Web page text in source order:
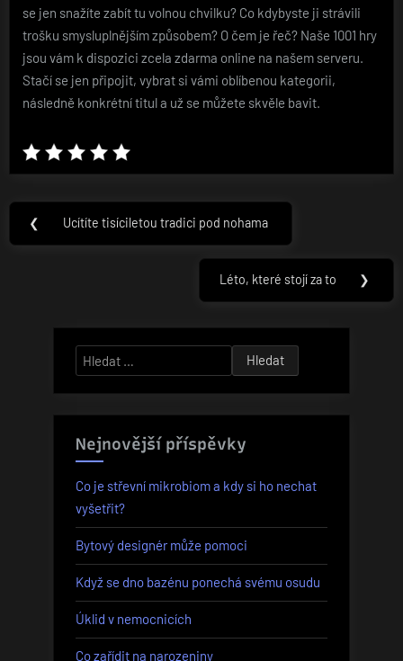
se jen snažíte zabít tu volnou chvilku? Co kdybyste ji strávili
trošku smysluplnějším způsobem? O čem je řeč? Naše 1001 hry
jsou vám k dispozici zcela zdarma online na našem serveru.
Stačí se jen připojit, vybrat si vámi oblíbenou kategorii,
následně konkrétní titul a už se můžete skvěle bavit.
Navigace
pro
❮
Previous
Ucítíte tisíciletou tradici pod nohama
Next
Léto, které stojí za to ❯
Vyhledávání
Nejnovější příspěvky
Co je střevní mikrobiom a kdy si ho nechat
vyšetřit?
Bytový designér může pomoci
Když se dno bazénu ponechá svému osudu
Úklid v nemocnicích
Co zařídit na narozeniny